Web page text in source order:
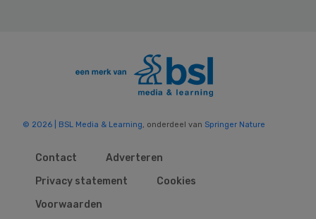
© 2026 | BSL Media & Learning, onderdeel van Springer Nature
Contact
Adverteren
Privacy statement
Cookies
Voorwaarden